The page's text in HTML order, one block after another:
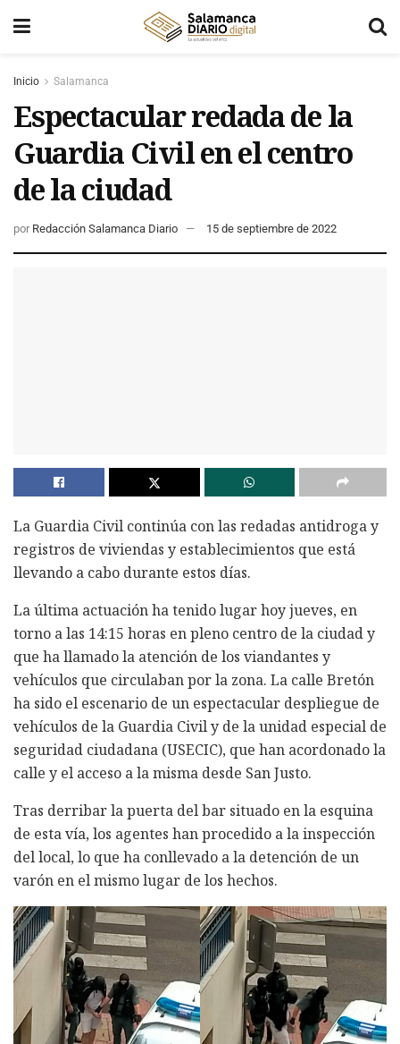
Inicio Salamanca
Espectacular redada de la
Guardia Civil en el centro
de la ciudad
por Redacción Salamanca Diario 15 de septiembre de 2022
La Guardia Civil continúa con las redadas antidroga y
registros de viviendas y establecimientos que está
llevando a cabo durante estos días.
La última actuación ha tenido lugar hoy jueves, en
torno a las 14:15 horas en pleno centro de la ciudad y
que ha llamado la atención de los viandantes y
vehículos que circulaban por la zona. La calle Bretón
ha sido el escenario de un espectacular despliegue de
vehículos de la Guardia Civil y de la unidad especial de
seguridad ciudadana (USECIC), que han acordonado la
calle y el acceso a la misma desde San Justo.
Tras derribar la puerta del bar situado en la esquina
de esta vía, los agentes han procedido a la inspección
del local, lo que ha conllevado a la detención de un
varón en el mismo lugar de los hechos.